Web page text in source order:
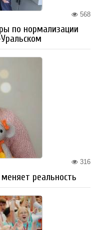
568
по нормализации
316
реальность